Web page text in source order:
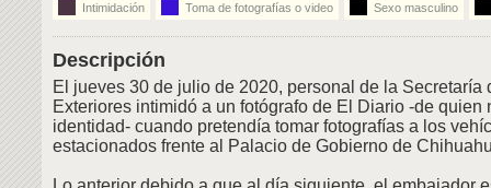
Intimidación Toma de fotografías o video Sexo masculino
Descripción
El jueves 30 de julio de 2020, personal de la Secretaría
Exteriores intimidó a un fotógrafo de El Diario -de quien
identidad- cuando pretendía tomar fotografías a los
estacionados frente al Palacio de Gobierno de